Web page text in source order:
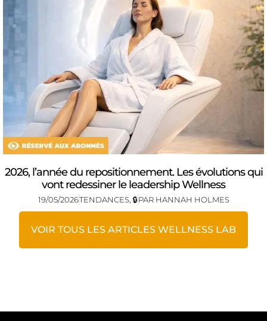
2026, l’année du repositionnement. Les évolutions qui
vont redessiner le leadership Wellness
19/05/2026TENDANCES, 🔒PAR HANNAH HOLMES
VOIR TOUS LES ARTICLES WELLNESS LAB